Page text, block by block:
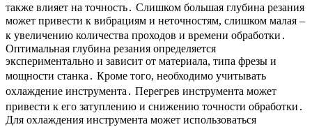
также влияет на точность․ Слишком большая глубина резания
может привести к вибрациям и неточностям, слишком малая –
к увеличению количества проходов и времени обработки․
Оптимальная глубина резания определяется
экспериментально и зависит от материала, типа фрезы и
мощности станка․ Кроме того, необходимо учитывать
охлаждение инструмента․ Перегрев инструмента может
привести к его затуплению и снижению точности обработки․
Для охлаждения инструмента может использоваться